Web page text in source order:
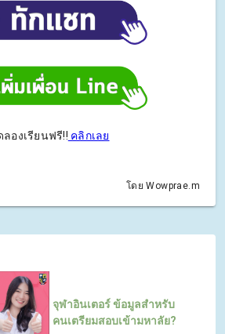
ลองเรียนฟรี!! คลิกเลย
โดย Wowprae.m
จุฬาอินเตอร์ ข้อมูลสำหรับ
คนเตรียมสอบเข้ามหาลัย?